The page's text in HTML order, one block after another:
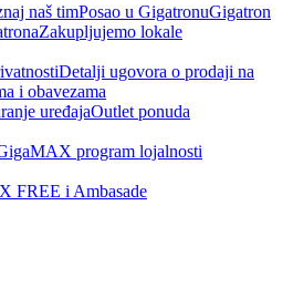
naš timPosao u GigatronuGigatron
Zakupljujemo lokale
Detalji ugovora o prodaji na
i obavezama
uređajaOutlet ponuda
program lojalnosti
FREE i Ambasade